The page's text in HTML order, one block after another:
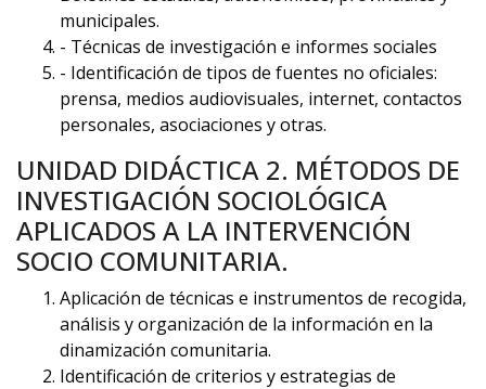
municipales.
- Técnicas de investigación e informes sociales
- Identificación de tipos de fuentes no oficiales:
prensa, medios audiovisuales, internet, contactos
personales, asociaciones y otras.
UNIDAD DIDÁCTICA 2. MÉTODOS DE
INVESTIGACIÓN SOCIOLÓGICA
APLICADOS A LA INTERVENCIÓN
SOCIO COMUNITARIA.
Aplicación de técnicas e instrumentos de recogida,
análisis y organización de la información en la
dinamización comunitaria.
Identificación de criterios y estrategias de